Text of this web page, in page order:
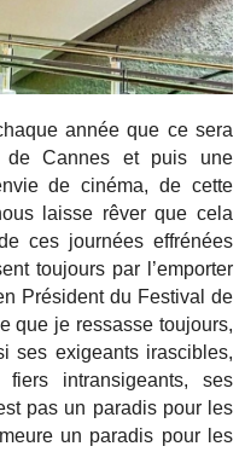
année que ce sera
de Cannes et puis une
de cinéma, de cette
laisse rêver que cela
ces journées effrénées
toujours par l’emporter
Président du Festival de
que je ressasse toujours,
ses exigeants irascibles,
intransigeants, ses
pas un paradis pour les
un paradis pour les